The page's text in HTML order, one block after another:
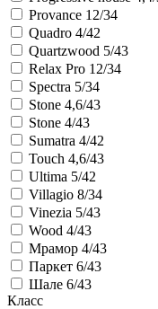
Provance 12/34
Quadro 4/42
Quartzwood 5/43
Relax Pro 12/34
Spectra 5/34
Stone 4,6/43
Stone 4/43
Sumatra 4/42
Touch 4,6/43
Ultima 5/42
Villagio 8/34
Vinezia 5/43
Wood 4/43
Мрамор 4/43
Паркет 6/43
Шале 6/43
Класс